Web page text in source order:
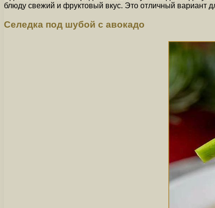
блюду свежий и фруктовый вкус. Это отличный вариант
Селедка под шубой с авокадо